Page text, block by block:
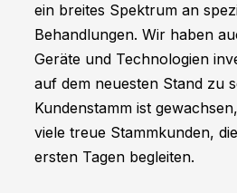
ein breites Spektrum an
Behandlungen. Wir haben
Geräte und Technologien
auf dem neuesten Stand zu
Kundenstamm ist
viele treue Stammkunden,
ersten Tagen begleiten.